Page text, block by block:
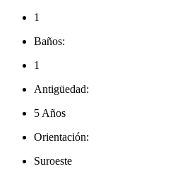
1
Baños:
1
Antigüedad:
5 Años
Orientación:
Suroeste